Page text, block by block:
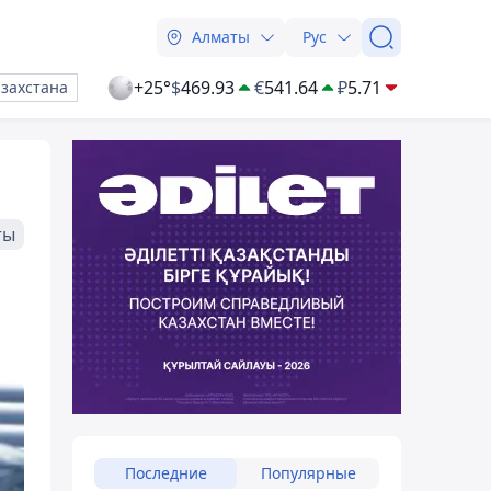
Алматы Рус
+25°$469.93 €541.64 ₽5.71
Последние Популярные